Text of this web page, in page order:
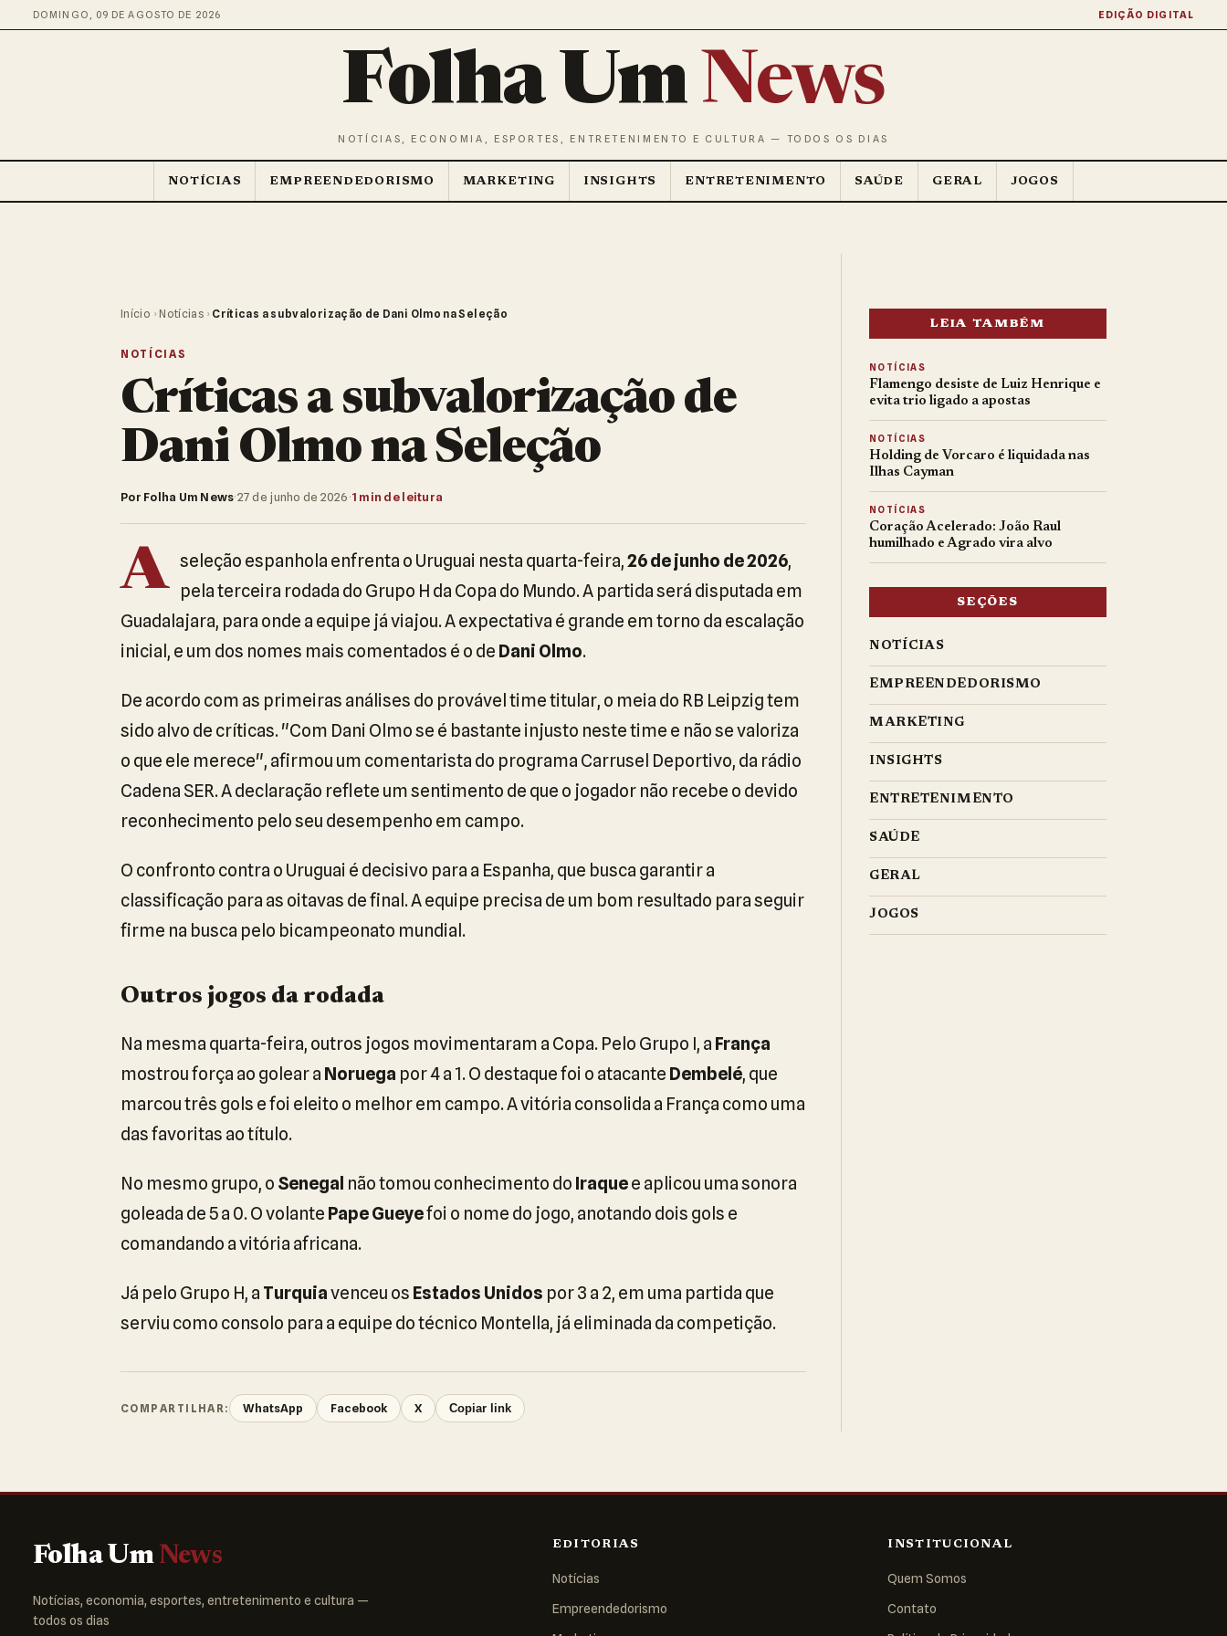
DOMINGO, 09 DE AGOSTO DE 2026 EDIÇÃO DIGITAL
Folha Um News
NOTÍCIAS, ECONOMIA, ESPORTES, ENTRETENIMENTO E CULTURA — TODOS OS DIAS
NOTÍCIAS EMPREENDEDORISMO MARKETING INSIGHTS ENTRETENIMENTO SAÚDE GERAL JOGOS
Início › Notícias › Críticas a subvalorização de Dani Olmo na Seleção
NOTÍCIAS
Críticas a subvalorização de
Dani Olmo na Seleção
Por Folha Um News·27 de junho de 2026·1 min de leitura
A seleção espanhola enfrenta o Uruguai nesta quarta-feira,26 de junho de 2026,
pela terceira rodada do Grupo H da Copa do Mundo. A partida será disputada em
Guadalajara, para onde a equipe já viajou. A expectativa é grande em torno da escalação
inicial, e um dos nomes mais comentados é o de Dani Olmo.
De acordo com as primeiras análises do provável time titular, o meia do RB Leipzig tem
sido alvo de críticas. "Com Dani Olmo se é bastante injusto neste time e não se valoriza
o que ele merece", afirmou um comentarista do programa Carrusel Deportivo, da rádio
Cadena SER. A declaração reflete um sentimento de que o jogador não recebe o devido
reconhecimento pelo seu desempenho em campo.
O confronto contra o Uruguai é decisivo para a Espanha, que busca garantir a
classificação para as oitavas de final. A equipe precisa de um bom resultado para seguir
firme na busca pelo bicampeonato mundial.
Outros jogos da rodada
Na mesma quarta-feira, outros jogos movimentaram a Copa. Pelo Grupo I, a França
mostrou força ao golear a Noruega por 4 a 1. O destaque foi o atacante Dembelé, que
marcou três gols e foi eleito o melhor em campo. A vitória consolida a França como uma
das favoritas ao título.
No mesmo grupo, o Senegal não tomou conhecimento do Iraquee aplicou uma sonora
goleada de 5 a 0. O volante Pape Gueyefoi o nome do jogo, anotando dois gols e
comandando a vitória africana.
Já pelo Grupo H, a Turquiavenceu os Estados Unidos por 3 a 2, em uma partida que
serviu como consolo para a equipe do técnico Montella, já eliminada da competição.
COMPARTILHAR: WhatsApp Facebook X Copiar link
LEIA TAMBÉM
NOTÍCIAS
Flamengo desiste de Luiz Henrique e
evita trio ligado a apostas
NOTÍCIAS
Holding de Vorcaro é liquidada nas
Ilhas Cayman
NOTÍCIAS
Coração Acelerado: João Raul
humilhado e Agrado vira alvo
SEÇÕES
NOTÍCIAS
EMPREENDEDORISMO
MARKETING
INSIGHTS
ENTRETENIMENTO
SAÚDE
GERAL
JOGOS
Folha Um News
Notícias, economia, esportes, entretenimento e cultura —
todos os dias
EDITORIAS
Notícias
Empreendedorismo
INSTITUCIONAL
Quem Somos
Contato